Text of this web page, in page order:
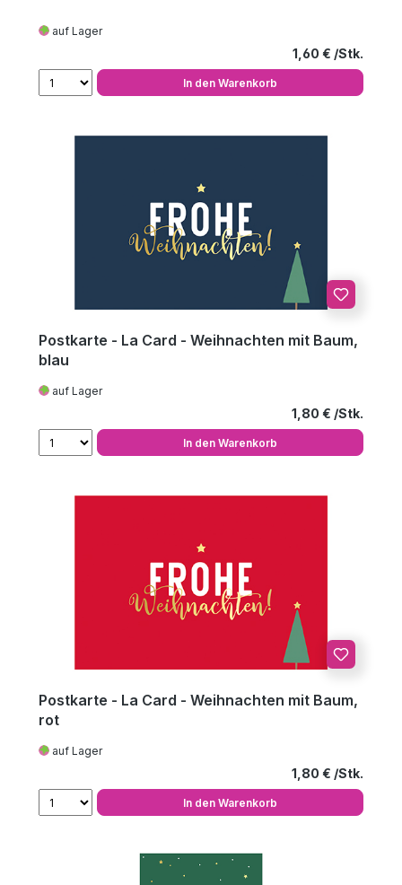
auf Lager
Regulärer
1,60 €
In den Warenkorb
Postkarte - La Card - Weihnachten mit Baum,
blau
auf Lager
Regulärer
1,80 €
In den Warenkorb
Postkarte - La Card - Weihnachten mit Baum,
rot
auf Lager
Regulärer
1,80 €
In den Warenkorb